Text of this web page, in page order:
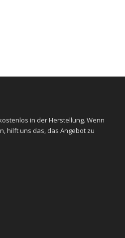
in der Herstellung. Wenn
hilft uns das, das Angebot zu